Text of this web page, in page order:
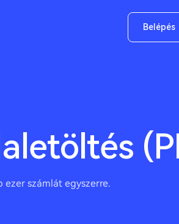
Belépés
ezer számlát egyszerre.